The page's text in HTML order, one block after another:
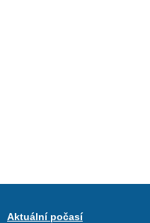
Aktuální počasí